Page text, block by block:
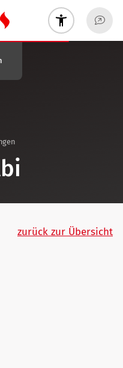
zurück zur Übersicht